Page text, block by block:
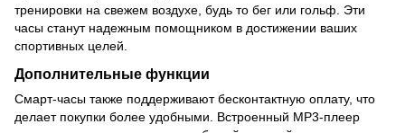
тренировки на свежем воздухе, будь то бег или гольф. Эти
часы станут надежным помощником в достижении ваших
спортивных целей.
Дополнительные функции
Смарт-часы также поддерживают бесконтактную оплату, что
делает покупки более удобными. Встроенный MP3-плеер